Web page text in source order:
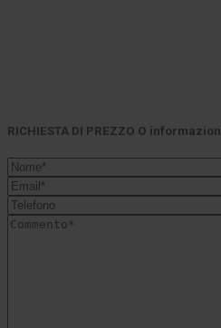
RICHIESTA DI PREZZO O